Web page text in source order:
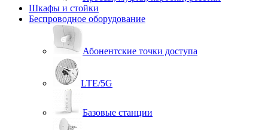
Шкафы и стойки
Беспроводное оборудование
Абонентские точки доступа
LTE/5G
Базовые станции